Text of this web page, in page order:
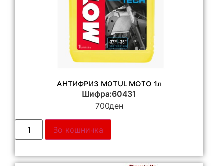
АНТИФРИЗ MOTUL МОТО 1л
Шифра:60431
700ден
Во кошничка